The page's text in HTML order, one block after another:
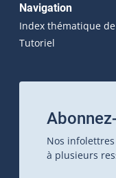
Navigation
Index thématique de
Tutoriel
Nos infolettres
à plusieurs